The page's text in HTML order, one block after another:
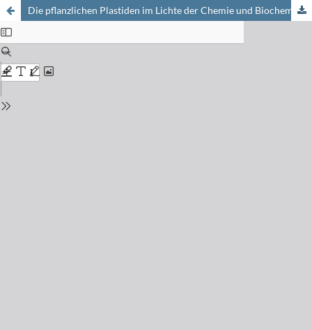
Die pflanzlichen Plastiden im Lichte der Chemie und Biochemie